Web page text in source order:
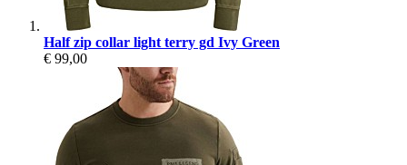
Half zip collar light terry gd Ivy Green
€ 99,00